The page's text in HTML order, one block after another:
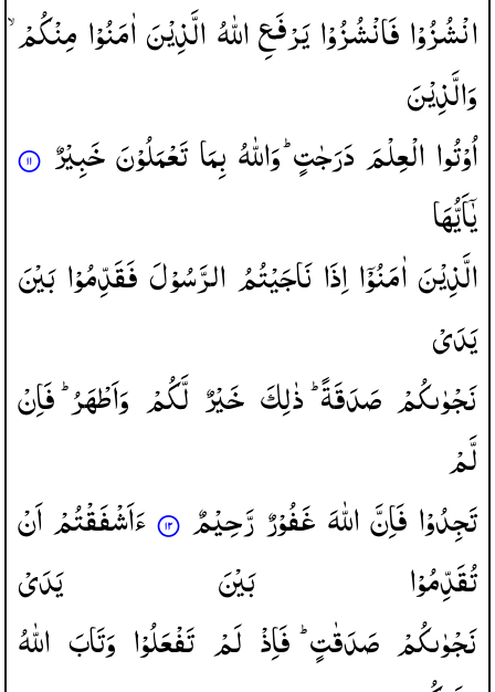
انْشُزُوْافَانْشُزُوْایَرْفَعِاللّٰهُالَّذِیْنَاٰمَنُوْامِنْكُمْ ۙ
وَالَّذِیْنَ
اُوْتُوا الْعِلْمَدَرَجٰتٍ ؕ وَاللّٰهُبِمَاتَعْمَلُوْنَخَبِیْرٌ
یٰۤاَیُّهَا
الَّذِیْنَاٰمَنُوْۤااِذَانَاجَیْتُمُالرَّسُوْلَفَقَدِّمُوْابَیْنَ
یَدَیْ
نَجْوٰىكُمْ صَدَقَةً ؕ ذٰلِكَ خَیْرٌ لَّكُمْ وَاَطْهَرُ ؕ فَاِنْ
لَّمْ
تَجِدُوْافَاِنَّاللّٰهَغَفُوْرٌرَّحِیْمٌ ءَاَشْفَقْتُمْاَنْ
تُقَدِّمُوْا
بَیْنَ
یَدَیْ
نَجْوٰىكُمْ صَدَقٰتٍ ؕ فَاِذْ لَمْ تَفْعَلُوْا وَتَابَ اللّٰهُ